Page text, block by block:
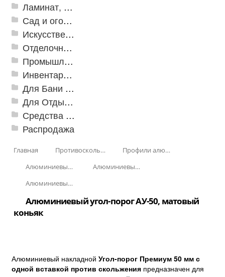
Ламинат, Кварцвиниловая плитка SPC
Сад и огород
Искусственная трава
Отделочные профили
Промышленный текстиль
Инвентарь для клининга
Для Бани и Сауны
Для Отдыха и Пикника
Средства от насекомых и садовых вредителей
Распродажа
Главная Противоскользящая защита для лестниц, профили, ленты
Профили алюминиевые с резиновой вставкой
Алюминиевый угол-порог с резиновой вставкой
Алюминиевый угол-порог АУ-50 премиум
Алюминиевый угол-порог АУ-50, Анадированные
Алюминиевый угол-порог АУ-50, матовый
коньяк
Алюминиевый накладной Угол-порог Премиум 50 мм с
одной вставкой против скольжения предназначен для